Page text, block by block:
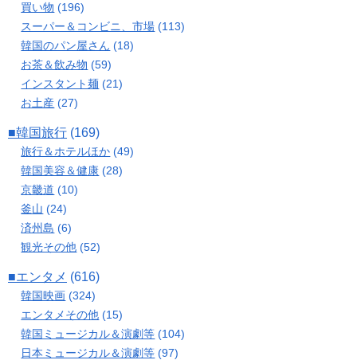
買い物 (196)
スーパー＆コンビニ、市場 (113)
韓国のパン屋さん (18)
お茶＆飲み物 (59)
インスタント麺 (21)
お土産 (27)
■韓国旅行 (169)
旅行＆ホテルほか (49)
韓国美容＆健康 (28)
京畿道 (10)
釜山 (24)
済州島 (6)
観光その他 (52)
■エンタメ (616)
韓国映画 (324)
エンタメその他 (15)
韓国ミュージカル＆演劇等 (104)
日本ミュージカル＆演劇等 (97)